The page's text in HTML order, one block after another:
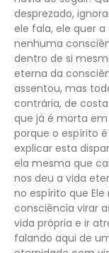
desprezado,
ele fala, ele quer
nenhuma
dentro de si
eterna da
assentou, mas
contrária, de
que já é morta
porque o espírito
explicar esta
ela mesma que
nos deu a vida
no espírito que
consciência virar
vida própria e ir
falando aqui de